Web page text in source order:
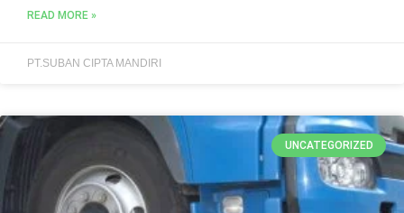
READ MORE »
PT.SUBAN CIPTA MANDIRI
UNCATEGORIZED